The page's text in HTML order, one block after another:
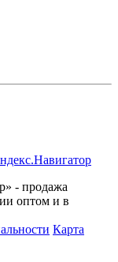
- продажа
оптом и в
Карта